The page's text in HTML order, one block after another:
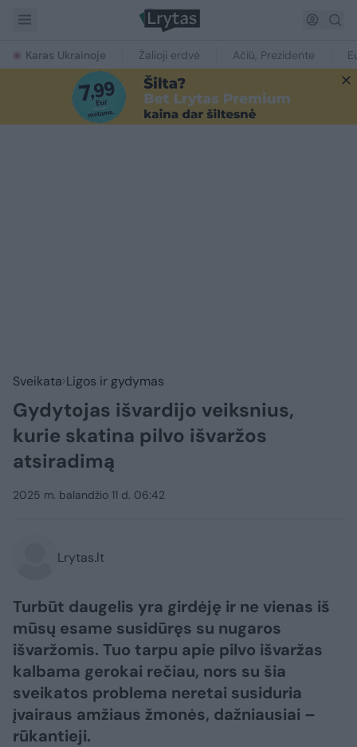
Karas Ukrainoje Žalioji erdvė Ačiū, Prezidente
Sveikata Ligos ir gydymas
Gydytojas išvardijo veiksnius,
kurie skatina pilvo išvaržos
atsiradimą
2025 m. balandžio 11 d. 06:42
Lrytas.lt
Turbūt daugelis yra girdėję ir ne vienas iš
mūsų esame susidūręs su nugaros
išvaržomis. Tuo tarpu apie pilvo išvaržas
kalbama gerokai rečiau, nors su šia
sveikatos problema neretai susiduria
įvairaus amžiaus žmonės, dažniausiai –
rūkantieji.